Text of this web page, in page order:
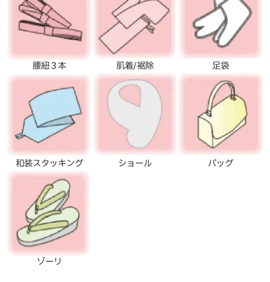
腰紐３本 肌着/裾除 足袋
和装スタッキング ショール バッグ
ゾーリ